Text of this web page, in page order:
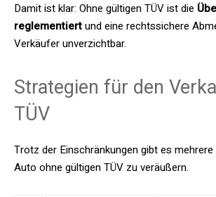
Damit ist klar: Ohne gültigen TÜV ist die
reglementiertund eine rechtssichere
Verkäufer unverzichtbar.
Strategien für den
TÜV
Trotz der Einschränkungen gibt es
Auto ohne gültigen TÜV zu veräußern.